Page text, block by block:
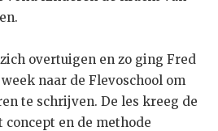
overtuigen en zo ging Fred
naar de Flevoschool om
te schrijven. De les kreeg de
concept en de methode